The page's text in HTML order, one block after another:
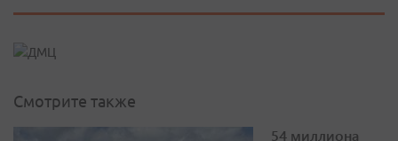
Смотрите также
54 миллиона